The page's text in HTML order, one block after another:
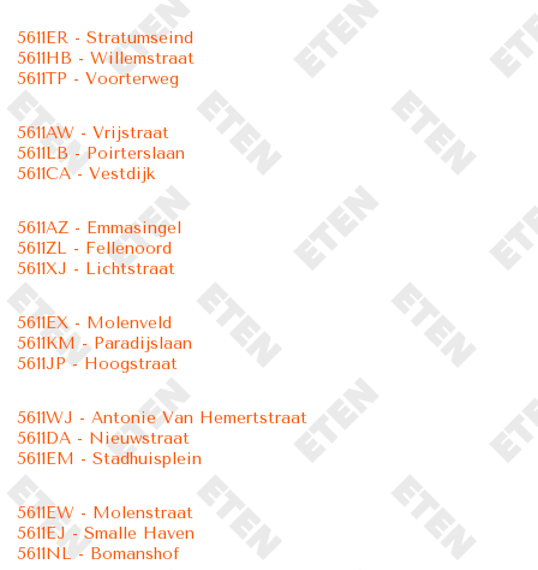
5611ER - Stratumseind
5611HB - Willemstraat
5611TP - Voorterweg
5611AW - Vrijstraat
5611LB - Poirterslaan
5611CA - Vestdijk
5611AZ - Emmasingel
5611ZL - Fellenoord
5611XJ - Lichtstraat
5611EX - Molenveld
5611KM - Paradijslaan
5611JP - Hoogstraat
5611WJ - Antonie Van Hemertstraat
5611DA - Nieuwstraat
5611EM - Stadhuisplein
5611EW - Molenstraat
5611EJ - Smalle Haven
5611NL - Bomanshof